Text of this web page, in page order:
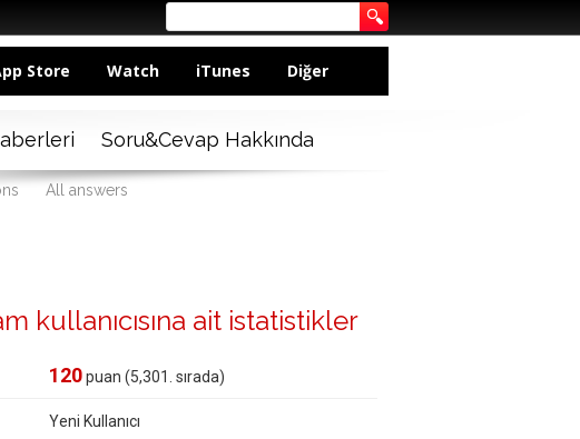
Store Watch iTunes Diğer
Soru&Cevap Hakkında
All answers
kullanıcısına ait istatistikler
120puan (5,301 . sırada)
Yeni Kullanıcı